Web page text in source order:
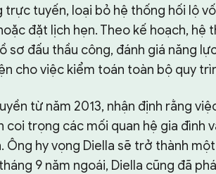
tuyến, loại bỏ hệ thống hối lộ
đặt lịch hẹn. Theo kế hoạch, hệ
đấu thầu công, đánh giá năng
cho việc kiểm toán toàn bộ quy
từ năm 2013, nhận định rằng
trọng các mối quan hệ gia đình
hy vọng Diella sẽ trở thành
9 năm ngoái, Diella cũng đã